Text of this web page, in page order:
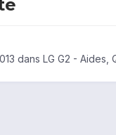
dans LG G2 - Aides,